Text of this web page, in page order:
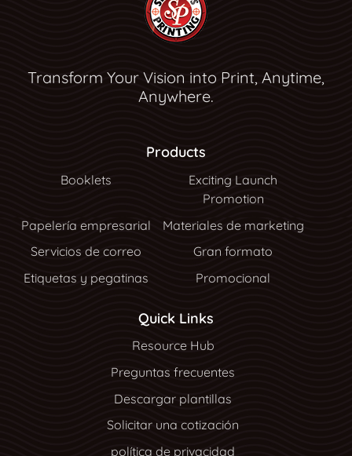
Transform Your Vision into Print, Anytime,
Anywhere.
Products
Booklets
Exciting Launch
Promotion
Papelería empresarial
Materiales de marketing
Servicios de correo
Gran formato
Etiquetas y pegatinas
Promocional
Quick Links
Resource Hub
Resource Hub
Preguntas frecuentes
Descargar plantillas
Solicitar una cotización
política de privacidad